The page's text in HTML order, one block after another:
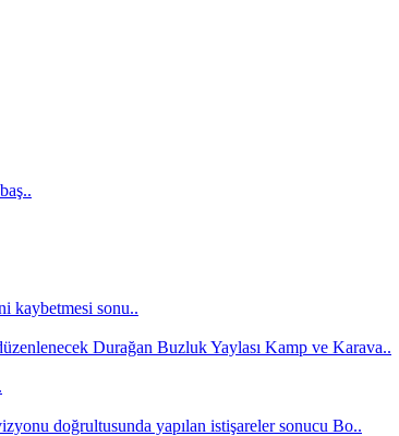
kaybetmesi sonu..
Durağan Buzluk Yaylası Kamp ve Karava..
doğrultusunda yapılan istişareler sonucu Bo..